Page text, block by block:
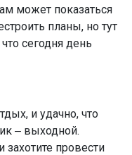
может показаться
планы, но тут
сегодня день
и удачно, что
‒ выходной.
захотите провести